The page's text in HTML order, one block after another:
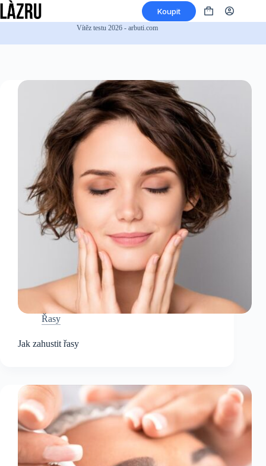
Přeskočit
na
Koupit
Nákupní
Vítěz testu 2026 - arbuti.com
Řasy
Jak zahustit řasy